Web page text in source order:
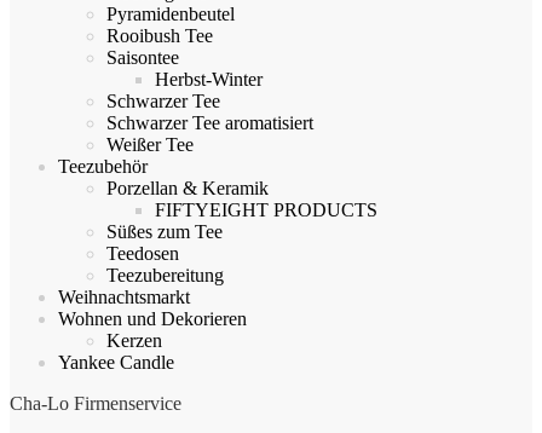
Pyramidenbeutel
Rooibush Tee
Saisontee
Herbst-Winter
Schwarzer Tee
Schwarzer Tee aromatisiert
Weißer Tee
Teezubehör
Porzellan & Keramik
FIFTYEIGHT PRODUCTS
Süßes zum Tee
Teedosen
Teezubereitung
Weihnachtsmarkt
Wohnen und Dekorieren
Kerzen
Yankee Candle
Cha-Lo Firmenservice